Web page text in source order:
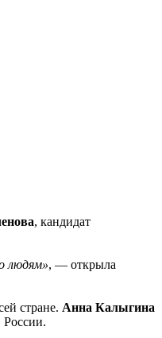
, кандидат
людям», — открыла
стране. Анна Калыгина
России.